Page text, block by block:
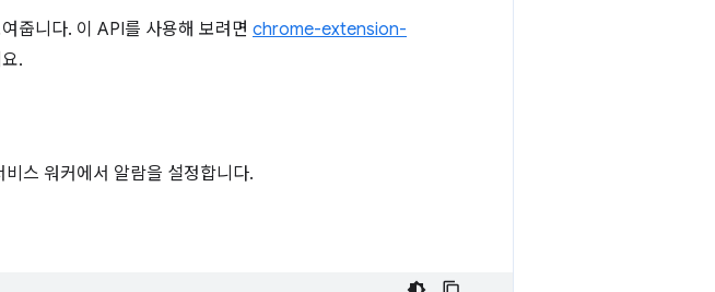
줍니다. 이 API를 사용해 보려면 chrome-extension-
.
스 워커에서 알람을 설정합니다.